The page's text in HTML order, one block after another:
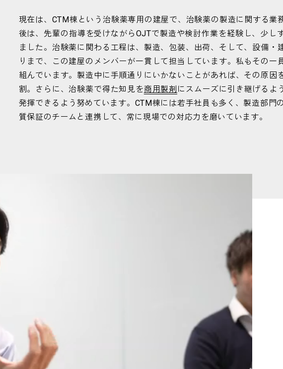
現在は、CTM棟という治験薬専用の建屋で、治験薬の製造に関する業
後は、先輩の指導を受けながらOJTで製造や検討作業を経験し、少し
ました。治験薬に関わる工程は、製造、包装、出荷、そして、設備・
りまで、この建屋のメンバーが一貫して担当しています。私もその一
組んでいます。製造中に手順通りにいかないことがあれば、その原因
割。さらに、治験薬で得た知見を商用製剤 にスムーズに引き継げるよ
発揮できるよう努めています。CTM棟には若手社員も多く、製造部門
質保証のチームと連携して、常に現場での対応力を磨いています。